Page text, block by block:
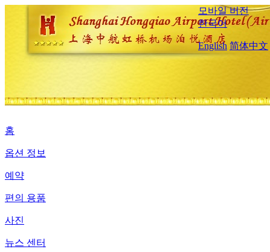
모바일 버전
한국어
English 简体中文
홈
옵션 정보
예약
편의 용품
사진
뉴스 센터